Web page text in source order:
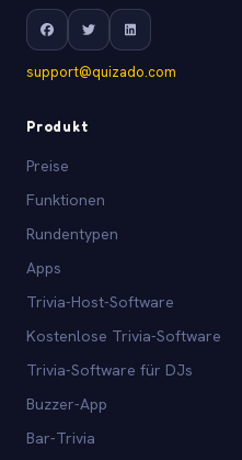
support@quizado.com
Produkt
Preise
Funktionen
Rundentypen
Apps
Trivia-Host-Software
Kostenlose Trivia-Software
Trivia-Software für DJs
Buzzer-App
Bar-Trivia